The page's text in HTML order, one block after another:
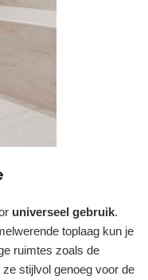
universeel gebruik.
toplaag kun je
ruimtes zoals de
stijlvol genoeg voor de